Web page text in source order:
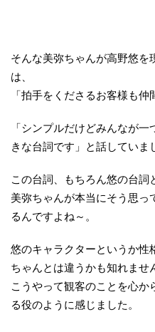
そんな美弥ちゃんが高野悠を
は、
「拍手をくださるお客様も仲
「シンプルだけどみんなが
きな台詞です」と話していま
この台詞、もちろん悠の台詞
美弥ちゃんが本当にそう思っ
るんですよね～。
悠のキャラクターというか性
ちゃんとは違うかも知れませ
こうやって観客のことを心か
る役のように感じました。